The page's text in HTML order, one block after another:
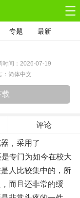
专题 最新
时间：2026-07-19
：简体中文
载
评论
，采用了
专门为如今在校大
人比较集中的，所
而且还非常的缓